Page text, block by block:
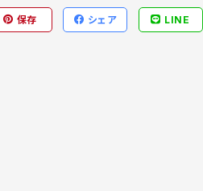
保存 シェア LINE